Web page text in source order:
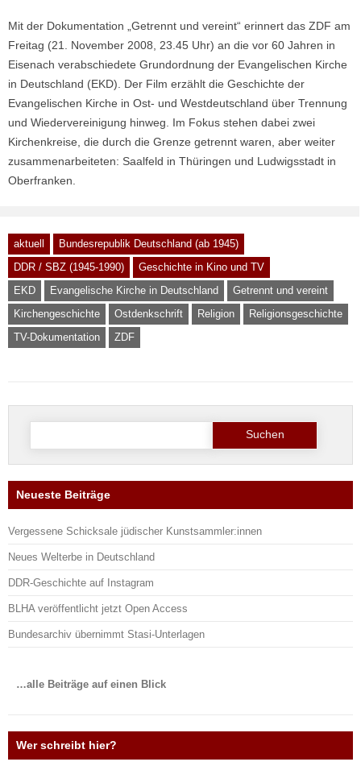
Mit der Dokumentation „Getrennt und vereint“ erinnert das ZDF am
Freitag (21. November 2008, 23.45 Uhr) an die vor 60 Jahren in
Eisenach verabschiedete Grundordnung der Evangelischen Kirche
in Deutschland (EKD). Der Film erzählt die Geschichte der
Evangelischen Kirche in Ost- und Westdeutschland über Trennung
und Wiedervereinigung hinweg. Im Fokus stehen dabei zwei
Kirchenkreise, die durch die Grenze getrennt waren, aber weiter
zusammenarbeiteten: Saalfeld in Thüringen und Ludwigsstadt in
Oberfranken.
aktuell
Bundesrepublik Deutschland (ab 1945)
DDR / SBZ (1945-1990)
Geschichte in Kino und TV
EKD
Evangelische Kirche in Deutschland
Getrennt und vereint
Kirchengeschichte
Ostdenkschrift Religion
Religionsgeschichte
TV-Dokumentation
ZDF
Suche
Neueste Beiträge
Vergessene Schicksale jüdischer Kunstsammler:innen
Neues Welterbe in Deutschland
DDR-Geschichte auf Instagram
BLHA veröffentlicht jetzt Open Access
Bundesarchiv übernimmt Stasi-Unterlagen
…alle Beiträge auf einen Blick
Wer schreibt hier?